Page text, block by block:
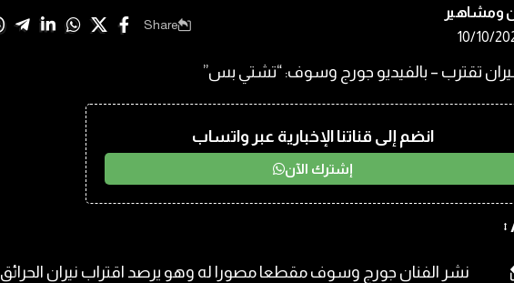
ومشاهير
Share
انضم إلى قناتنا الإخبارية عبر واتساب
إشترك الآن
نشر الفنان جورج وسوف مقطعا مصورا له وهو يرصد اقتراب نيران الحرائق